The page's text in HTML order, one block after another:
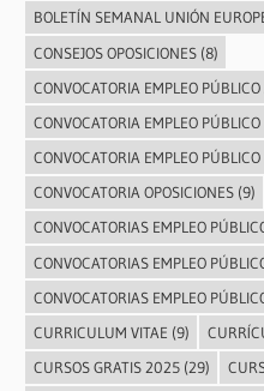
BOLETÍN SEMANAL UNIÓN
CONSEJOS OPOSICIONES(8)
CONVOCATORIA EMPLEO
CONVOCATORIA EMPLEO PÚBLICO
CONVOCATORIA EMPLEO
CONVOCATORIA OPOSICIONES(9)
CONVOCATORIAS EMPLEO
CONVOCATORIAS EMPLEO
CONVOCATORIAS EMPLEO
CURRICULUM VITAE (9)
CURSOS GRATIS 2025(29)